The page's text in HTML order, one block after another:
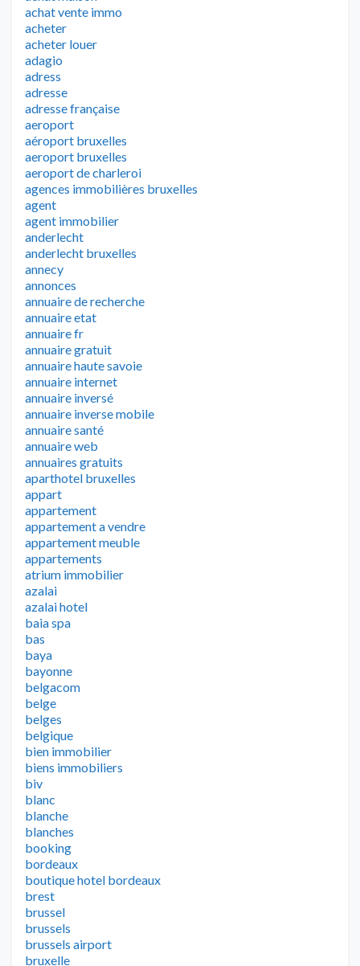
achat vente immo
acheter
acheter louer
adagio
adress
adresse
adresse française
aeroport
aéroport bruxelles
aeroport bruxelles
aeroport de charleroi
agences immobilières bruxelles
agent
agent immobilier
anderlecht
anderlecht bruxelles
annecy
annonces
annuaire de recherche
annuaire etat
annuaire fr
annuaire gratuit
annuaire haute savoie
annuaire internet
annuaire inversé
annuaire inverse mobile
annuaire santé
annuaire web
annuaires gratuits
aparthotel bruxelles
appart
appartement
appartement a vendre
appartement meuble
appartements
atrium immobilier
azalai
azalai hotel
baia spa
bas
baya
bayonne
belgacom
belge
belges
belgique
bien immobilier
biens immobiliers
biv
blanc
blanche
blanches
booking
bordeaux
boutique hotel bordeaux
brest
brussel
brussels
brussels airport
bruxelle